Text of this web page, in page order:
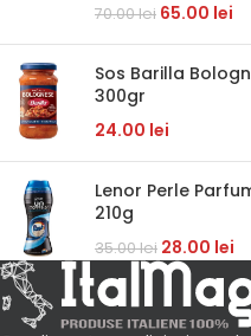
70.00lei 65.00 lei
Sos Barilla
300gr
24.00 lei
Lenor Perle
210g
35.00lei 28.00 lei